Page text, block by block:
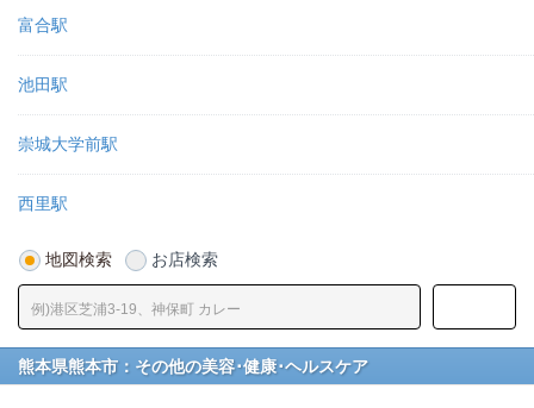
富合駅
池田駅
崇城大学前駅
西里駅
地図検索 お店検索
熊本県熊本市：その他の美容･健康･ヘルスケア